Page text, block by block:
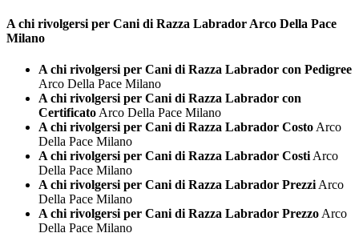
A chi rivolgersi per Cani di Razza Labrador Arco Della Pace
Milano
A chi rivolgersi per Cani di Razza Labrador con Pedigree
Arco Della Pace Milano
A chi rivolgersi per Cani di Razza Labrador con
CertificatoArco Della Pace Milano
A chi rivolgersi per Cani di Razza Labrador CostoArco
Della Pace Milano
A chi rivolgersi per Cani di Razza Labrador CostiArco
Della Pace Milano
A chi rivolgersi per Cani di Razza Labrador PrezziArco
Della Pace Milano
A chi rivolgersi per Cani di Razza Labrador PrezzoArco
Della Pace Milano